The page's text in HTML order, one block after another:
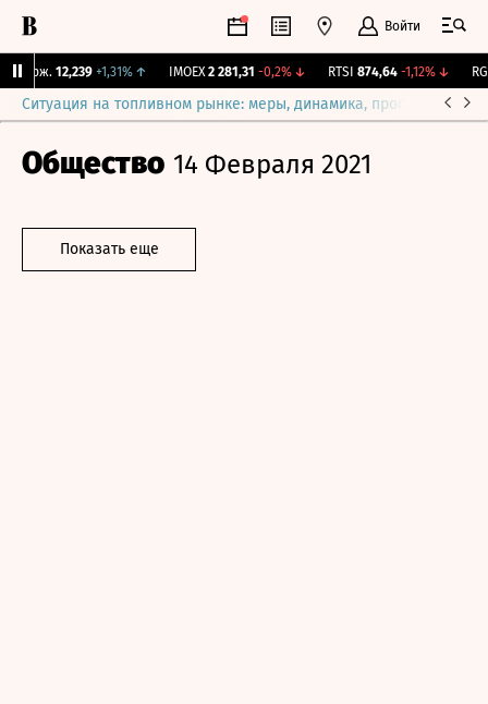
Войти
Бирж. 12,239 +1,31% ↑ IMOEX 2 281,31 -0,2%↓ RTSI 874,64 -1,12%↓ RGBI
Ситуация на топливном рынке: меры, динамика, прогнозы
Общество 14 Февраля 2021
Показать еще